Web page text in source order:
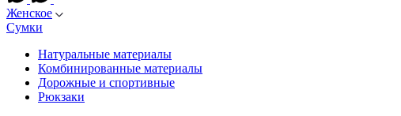
Женское
Сумки
Натуральные материалы
Комбинированные материалы
Дорожные и спортивные
Рюкзаки